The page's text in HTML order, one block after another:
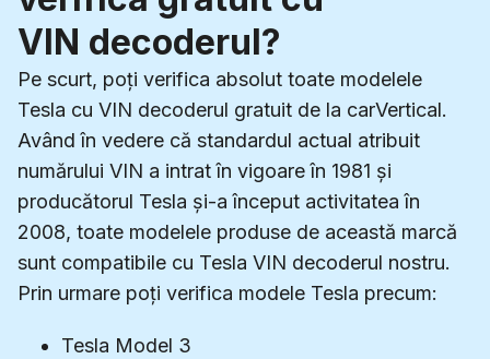
VIN decoderul?
Pe scurt, poți verifica absolut toate modelele
Tesla cu VIN decoderul gratuit de la carVertical.
Având în vedere că standardul actual atribuit
numărului VIN a intrat în vigoare în 1981 și
producătorul Tesla și-a început activitatea în
2008, toate modelele produse de această marcă
sunt compatibile cu Tesla VIN decoderul nostru.
Prin urmare poți verifica modele Tesla precum:
Tesla Model 3